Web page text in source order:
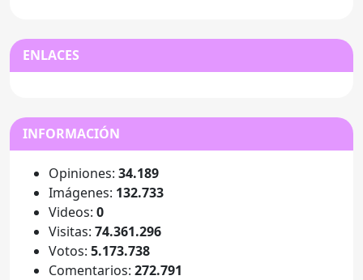
ENLACES
INFORMACIÓN
Opiniones: 34.189
Imágenes: 132.733
Videos: 0
Visitas: 74.361.296
Votos: 5.173.738
Comentarios: 272.791